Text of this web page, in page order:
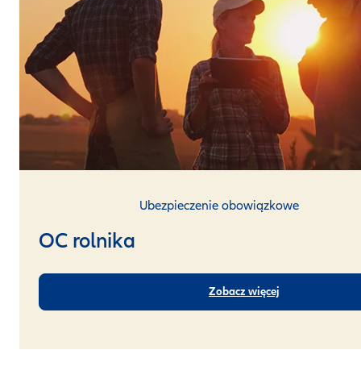
Ubezpieczenie obowiązkowe
OC rolnika
Zobacz więcej